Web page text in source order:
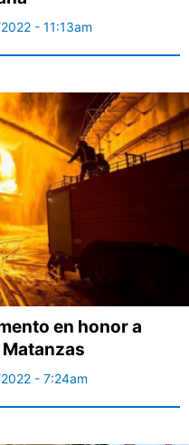
- 11:13am
en honor a
- 7:24am